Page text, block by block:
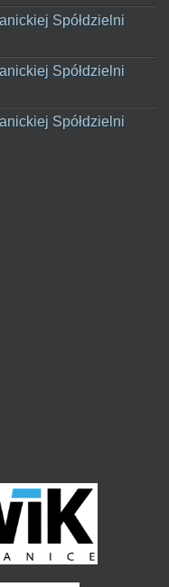
Spółdzielni
Spółdzielni
Spółdzielni